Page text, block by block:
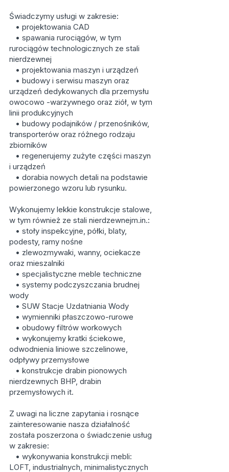
Świadczymy usługi w zakresie:
• projektowania CAD
• spawania rurociągów, w tym
rurociągów technologicznych ze stali
nierdzewnej
• projektowania maszyn i urządzeń
• budowy i serwisu maszyn oraz
urządzeń dedykowanych dla przemysłu
owocowo -warzywnego oraz ziół, w tym
linii produkcyjnych
• budowy podajników / przenośników,
transporterów oraz różnego rodzaju
zbiorników
• regenerujemy zużyte części maszyn
i urządzeń
• dorabia nowych detali na podstawie
powierzonego wzoru lub rysunku.
Wykonujemy lekkie konstrukcje stalowe,
w tym również ze stali nierdzewnejm.in.:
• stoły inspekcyjne, półki, blaty,
podesty, ramy nośne
• zlewozmywaki, wanny, ociekacze
oraz mieszalniki
• specjalistyczne meble techniczne
• systemy podczyszczania brudnej
wody
• SUW Stacje Uzdatniania Wody
• wymienniki płaszczowo-rurowe
• obudowy filtrów workowych
• wykonujemy kratki ściekowe,
odwodnienia liniowe szczelinowe,
odpływy przemysłowe
• konstrukcje drabin pionowych
nierdzewnych BHP, drabin
przemysłowych it.
Z uwagi na liczne zapytania i rosnące
zainteresowanie nasza działalność
została poszerzona o świadczenie usług
w zakresie:
• wykonywania konstrukcji mebli:
LOFT, industrialnych, minimalistycznych